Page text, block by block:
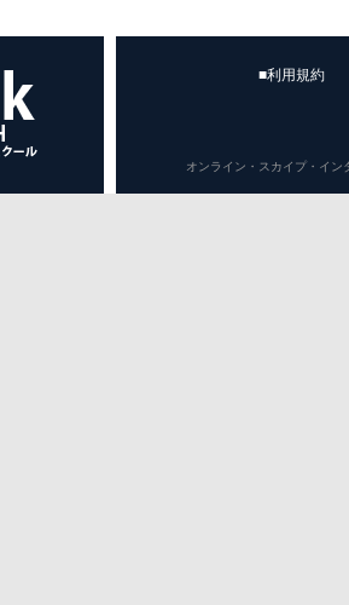
■利用規約
オンライン・スカイプ・イ